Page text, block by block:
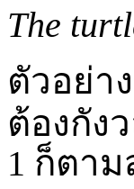
The
ตัวอย่า
ต้องกัง
1 ก็ตา